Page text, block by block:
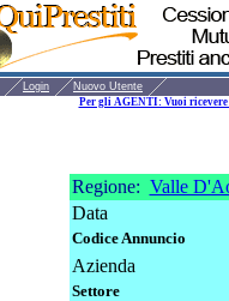
Login
Nuovo Utente
Per gli AGENTI: Vuoi
Regione: Valle
Data
Codice Annuncio
Azienda
Settore